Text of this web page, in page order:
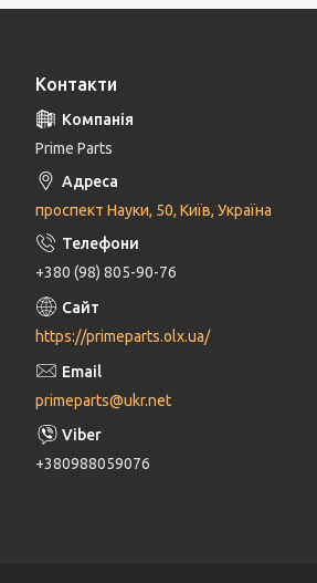
Контакти
Prime Parts
проспект Науки, 50, Київ, Україна
+380 (98) 805-90-76
https://primeparts.olx.ua/
primeparts@ukr.net
+380988059076